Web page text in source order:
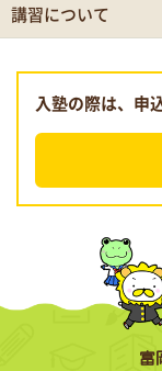
講習について
入塾の際は、申
富